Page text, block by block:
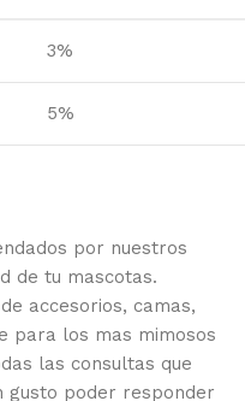
3%
5%
por nuestros
de tu mascotas.
accesorios, camas,
para los mas mimosos
las consultas que
gusto poder responder